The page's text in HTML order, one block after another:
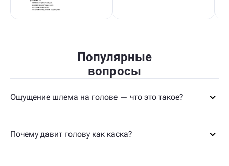
Популярные
вопросы
Ощущение шлема на голове — что это такое?
Почему давит голову как каска?